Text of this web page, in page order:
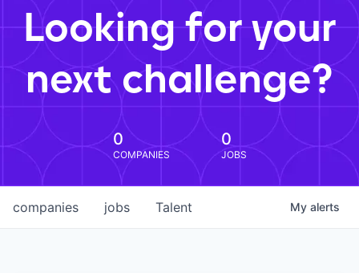
Looking for your
next challenge?
0
COMPANIES
0
JOBS
jobs
companies Talent My alerts